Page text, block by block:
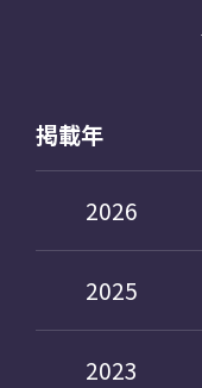
掲載年
2026
2025
2023